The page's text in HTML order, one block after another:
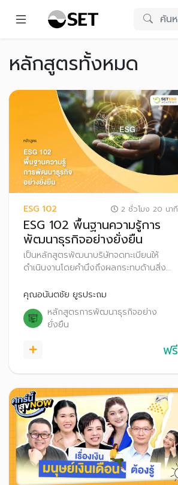
หลักสูตรทั้งหมด
ESG 102 2 ชั่วโมง 20 นาที
ESG 102 พื้นฐานความรู้การ
พัฒนาธุรกิจอย่างยั่งยืน
เป็นหลักสูตรพัฒนาบริษัทจดทะเบียนให้
ดำเนินงานโดยคำนึงถึงผลกระทบด้านสิ่ง
(Environmental, Social and
Governance: ESG)
คุณอนันตชัย ยูรประถม
หลักสูตรการพัฒนาธุรกิจอย่าง
ยั่งยืน
ฟรี